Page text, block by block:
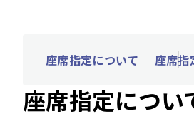
座席指定について 座席指
座席指定につい